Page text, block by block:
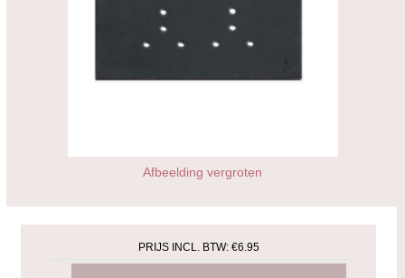
Afbeelding vergroten
PRIJS INCL. BTW: €6.95